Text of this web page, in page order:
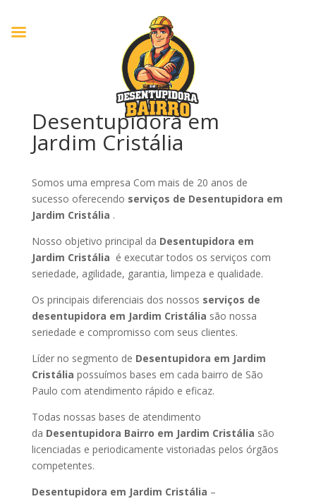
Desentupidora em
Jardim Cristália
Somos uma empresa Com mais de 20 anos de
sucesso oferecendo serviços de Desentupidora em
Jardim Cristália .
Nosso objetivo principal da Desentupidora em
Jardim Cristália é executar todos os serviços com
seriedade, agilidade, garantia, limpeza e qualidade.
Os principais diferenciais dos nossos serviços de
desentupidora em Jardim Cristália são nossa
seriedade e compromisso com seus clientes.
Líder no segmento de Desentupidora em Jardim
Cristália possuímos bases em cada bairro de São
Paulo com atendimento rápido e eficaz.
Todas nossas bases de atendimento
da Desentupidora Bairro em Jardim Cristália são
licenciadas e periodicamente vistoriadas pelos órgãos
competentes.
Desentupidora em Jardim Cristália –